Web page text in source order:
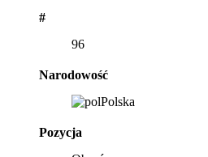
#
96
Narodowość
Polska
Pozycja